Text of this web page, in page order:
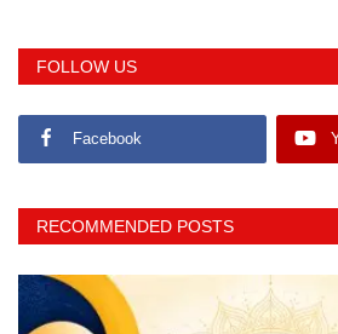
FOLLOW US
Facebook
RECOMMENDED POSTS